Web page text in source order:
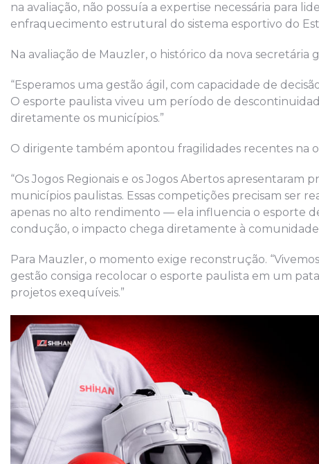
na avaliação, não possuía a expertise necessária para
enfraquecimento estrutural do sistema esportivo do
Na avaliação de Mauzler, o histórico da nova
“Esperamos uma gestão ágil, com capacidade de
O esporte paulista viveu um período de
diretamente os municípios.”
O dirigente também apontou fragilidades recentes na
“Os Jogos Regionais e os Jogos Abertos
municípios paulistas. Essas competições precisam ser
apenas no alto rendimento — ela influencia o esporte
condução, o impacto chega diretamente à
Para Mauzler, o momento exige reconstrução.
gestão consiga recolocar o esporte paulista em um
projetos exequíveis.”